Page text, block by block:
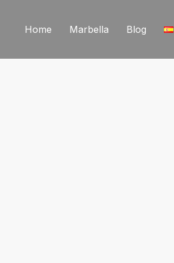
Home Marbella Blog